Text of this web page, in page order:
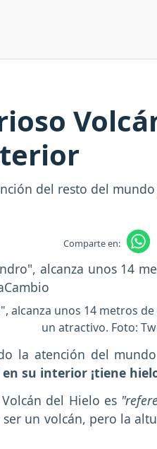
del resto del
Comparte en:
unos 14 metros
un atractivo. Foto:
la atención del
su interior ¡tiene
del Hielo es
un volcán, pero la